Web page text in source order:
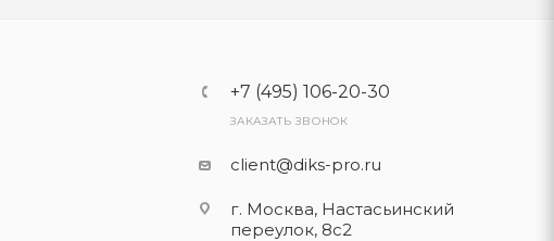
+7 (495) 106-20-30
ЗАКАЗАТЬ ЗВОНОК
client@diks-pro.ru
г. Москва, Настасьинский
переулок, 8с2